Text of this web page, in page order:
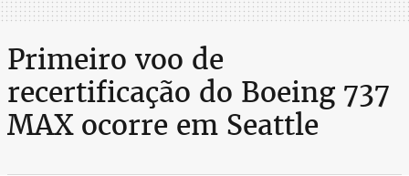
Primeiro voo de
recertificação do Boeing 737
MAX ocorre em Seattle